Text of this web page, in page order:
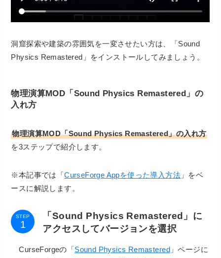
洞窟探索や建築の雰囲気を一変させたい方は、「Sound
Physics Remastered」をインストールしてみましょう。
物理演算MOD「Sound Physics Remastered」の
入れ方
物理演算MOD「Sound Physics Remastered」の入れ方
を3ステップで紹介します。
※本記事では「CurseForge Appを使った導入方法 」をベ
ースに解説します。
STEP
「Sound Physics Remastered」に
アクセスしてバージョンを選択
CurseForgeの「Sound Physics Remastered」ページに